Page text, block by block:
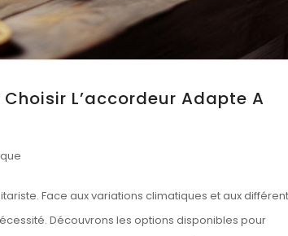
L’accordeur Adapte A
Face aux variations climatiques et aux
Découvrons les options disponibles pour